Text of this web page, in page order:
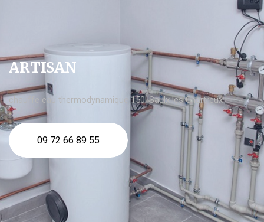
ARTISAN
chauffe eau thermodynamique 150l Saulx les Chartreux
09 72 66 89 55